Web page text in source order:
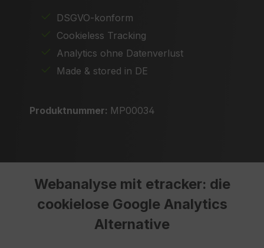
DSGVO-konform
Cookieless Tracking
Analytics ohne Datenverlust
Made & stored in DE
Produktnummer: MP00034
Webanalyse mit etracker: die
cookielose Google Analytics
Alternative